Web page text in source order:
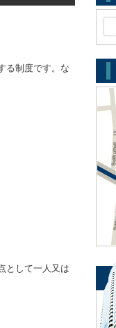
る制度です。な
として一人又は